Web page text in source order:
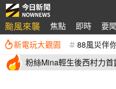
颱風來襲 焦點 即時 要聞
新電玩大觀園 88風災伴
粉絲Mina輕生後西村力